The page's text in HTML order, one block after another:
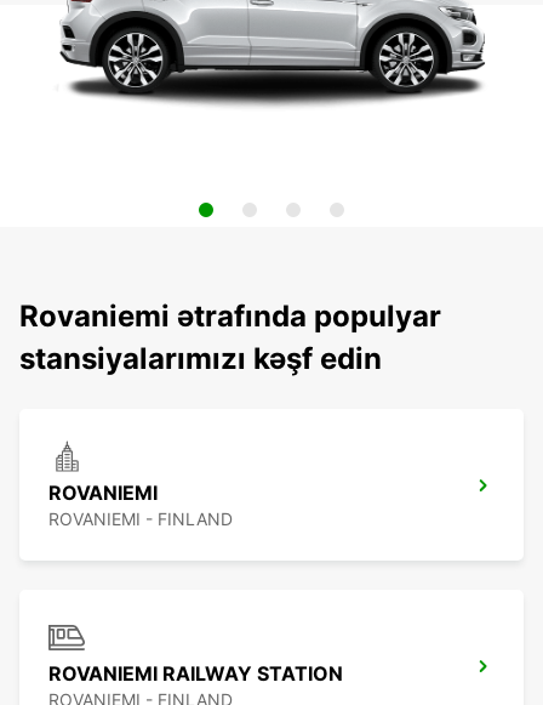
Rovaniemi ətrafında populyar
stansiyalarımızı kəşf edin
ROVANIEMI
ROVANIEMI - FINLAND
ROVANIEMI RAILWAY STATION
ROVANIEMI - FINLAND